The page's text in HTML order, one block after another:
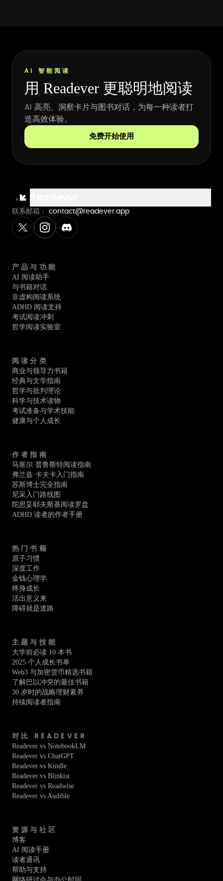
AI 智能阅读
用 Readever 更聪明地阅读
AI 高亮、洞察卡片与图书对话，为每一种读者打
造高效体验。
免费开始使用
联系邮箱： contact@readever.app
产品与功能
AI 阅读助手
与书籍对话
非虚构阅读系统
ADHD 阅读支持
考试阅读冲刺
哲学阅读实验室
阅读分类
商业与领导力书籍
经典与文学指南
哲学与批判理论
科学与技术读物
考试准备与学术技能
健康与个人成长
作者指南
马塞尔·普鲁斯特阅读指南
弗兰兹·卡夫卡入门指南
苏斯博士完全指南
尼采入门路线图
陀思妥耶夫斯基阅读罗盘
ADHD 读者的作者手册
热门书籍
原子习惯
深度工作
金钱心理学
终身成长
活出意义来
障碍就是道路
主题与技能
大学前必读 10 本书
2025 个人成长书单
Web3 与加密货币精选书籍
了解巴以冲突的最佳书籍
30 岁时的战略理财素养
持续阅读者指南
对比 READEVER
Readever vs NotebookLM
Readever vs ChatGPT
Readever vs Kindle
Readever vs Blinkist
Readever vs Readwise
Readever vs Audible
资源与社区
博客
AI 阅读手册
读者通讯
帮助与支持